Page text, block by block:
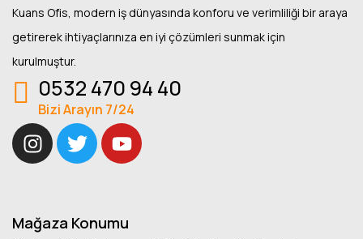
Kuans Ofis, modern iş dünyasında konforu ve verimliliği bir araya
getirerek ihtiyaçlarınıza en iyi çözümleri sunmak için
kurulmuştur.
0532 470 94 40
Bizi Arayın 7/24
Mağaza Konumu